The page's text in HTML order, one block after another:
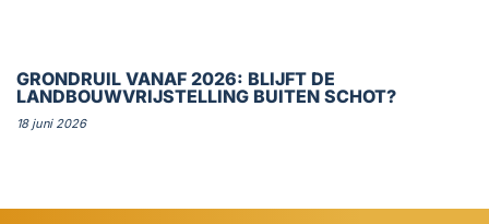
GRONDRUIL VANAF 2026: BLIJFT DE
LANDBOUWVRIJSTELLING BUITEN SCHOT?
18 juni 2026